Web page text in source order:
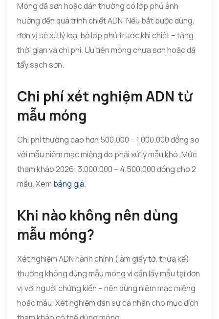
Móng đã sơn hoặc dán thường có lớp phủ ảnh
hưởng đến quá trình chiết ADN. Nếu bắt buộc dùng,
đơn vị sẽ xử lý loại bỏ lớp phủ trước khi chiết – tăng
thời gian và chi phí. Ưu tiên móng chưa sơn hoặc đã
tẩy sạch sơn.
Chi phí xét nghiệm ADN từ
mẫu móng
Chi phí thường cao hơn 500.000 – 1.000.000 đồng so
với mẫu niêm mạc miệng do phải xử lý mẫu khó. Mức
tham khảo 2026: 3.000.000 – 4.500.000 đồng cho 2
mẫu. Xem bảng giá.
Khi nào không nên dùng
mẫu móng?
Xét nghiệm ADN hành chính (làm giấy tờ, thừa kế)
thường không dùng mẫu móng vì cần lấy mẫu tại đơn
vị với người chứng kiến – nên dùng niêm mạc miệng
hoặc máu. Xét nghiệm dân sự cá nhân cho mục đích